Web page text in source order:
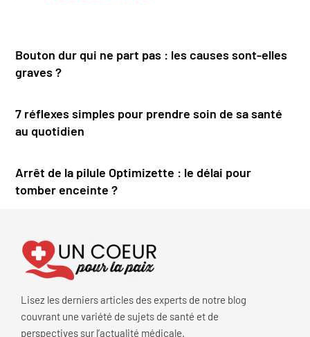
Bouton dur qui ne part pas : les causes sont-elles
graves ?
7 réflexes simples pour prendre soin de sa santé
au quotidien
Arrêt de la pilule Optimizette : le délai pour
tomber enceinte ?
Lisez les derniers articles des experts de notre blog
couvrant une variété de sujets de santé et de
perspectives sur l’actualité médicale.